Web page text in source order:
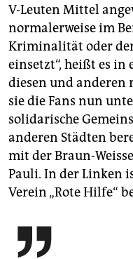
V-Leuten Mittel
normalerweise im
Kriminalität oder
einsetzt“, heißt es in
diesen und anderen
sie die Fans nun
solidarische
anderen Städten
mit der Braun-
Pauli. In der Linken
Verein „Rote Hilfe“
